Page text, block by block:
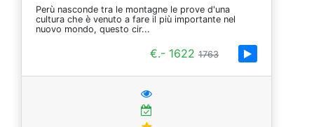
Perù nasconde tra le montagne le prove d'una
cultura che è venuto a fare il più importante nel
nuovo mondo, questo cir...
€.- 1622 1763